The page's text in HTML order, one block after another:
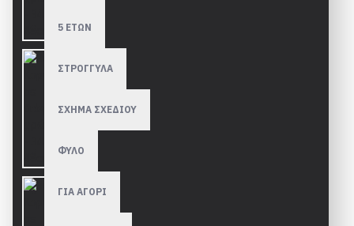
5 ΕΤΩΝ
ΣΤΡΟΓΓΥΛΑ
ΣΧΗΜΑ ΣΧΕΔΙΟΥ
ΦΥΛΟ
ΓΙΑ ΑΓΟΡΙ